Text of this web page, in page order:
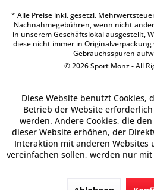
* Alle Preise inkl. gesetzl.
Nachnahmegebühren, wenn nicht
in unserem Geschäftslokal ausgestellt,
diese nicht immer in
Gebrauchsspuren
© 2026 Sport Monz - All
Diese Website benutzt Cookies,
Betrieb der Website
werden. Andere Cookies, die
dieser Website erhöhen, der
Interaktion mit anderen Websites
vereinfachen sollen, werden nur